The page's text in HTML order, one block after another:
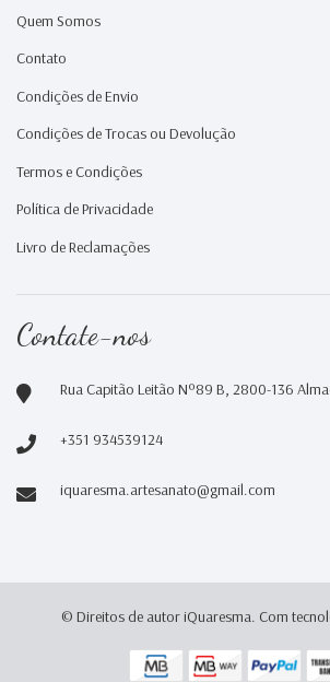
Quem Somos
Contato
Condições de Envio
Condições de Trocas ou Devolução
Termos e Condições
Política de Privacidade
Livro de Reclamações
Contate-nos
Rua Capitão Leitão Nº89 B, 2800-136
+351 934539124
iquaresma.artesanato@gmail.com
© Direitos de autor iQuaresma. Com